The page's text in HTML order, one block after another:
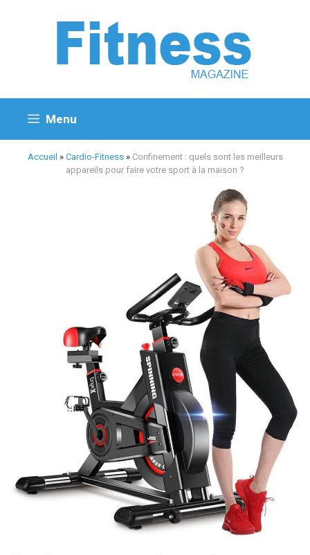
Menu
Accueil » Cardio-Fitness» Confinement : quels sont les meilleurs
appareils pour faire votre sport à la maison ?